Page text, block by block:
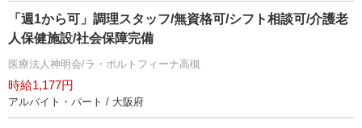
「週1から可」調理スタッフ/無資格可/シフト相談可/介護老
人保健施設/社会保障完備
医療法人神明会/ラ・ポルトフィーナ高槻
時給1,177円
アルバイト・パート / 大阪府